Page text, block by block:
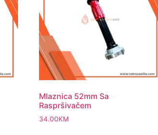
Mlaznica 52mm Sa
Raspršivačem
34.00KM